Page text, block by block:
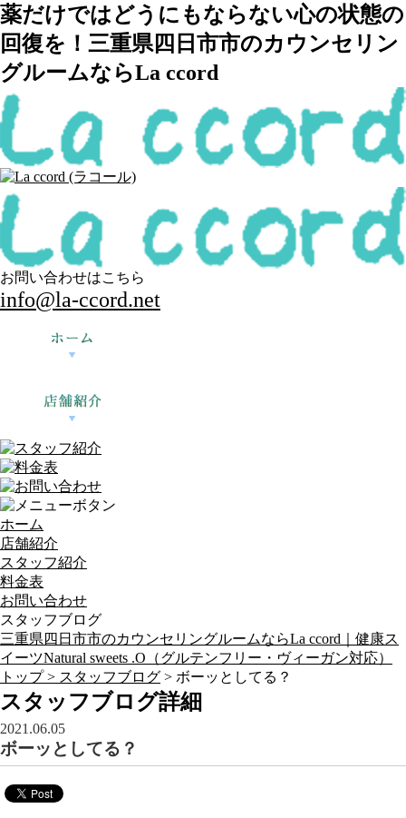
薬だけではどうにもならない心の状態の
回復を！三重県四日市市のカウンセリン
グルームならLa ccord
お問い合わせはこちら
info@la-ccord.net
ホーム
店舗紹介
スタッフ紹介
料金表
お問い合わせ
スタッフブログ
三重県四日市市のカウンセリングルームならLa ccord｜健康ス
イーツNatural sweets .O（グルテンフリー・ヴィーガン対応）
トップ > スタッフブログ > ボーッとしてる？
スタッフブログ詳細
2021.06.05
ボーッとしてる？